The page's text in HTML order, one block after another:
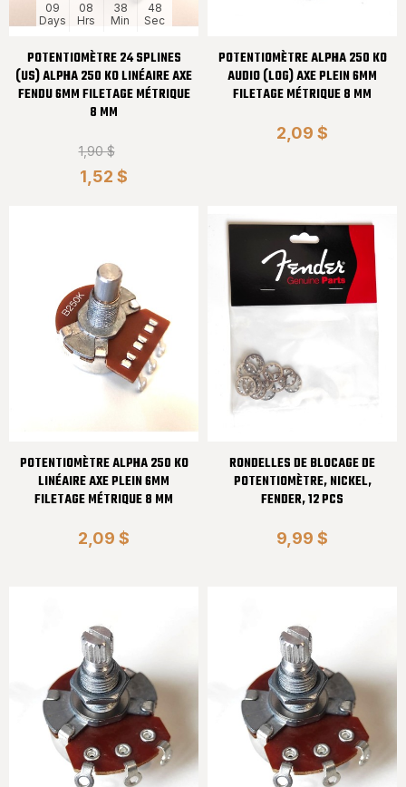
09
Days
08
Hrs
38
Min
48
Sec
POTENTIOMÈTRE 24 SPLINES
(US) ALPHA 250 KO LINÉAIRE AXE
FENDU 6MM FILETAGE MÉTRIQUE
8 MM
1,90 $
1,52 $
POTENTIOMÈTRE ALPHA 250 KO
AUDIO (LOG) AXE PLEIN 6MM
FILETAGE MÉTRIQUE 8 MM
2,09 $
POTENTIOMÈTRE ALPHA 250 KO
LINÉAIRE AXE PLEIN 6MM
FILETAGE MÉTRIQUE 8 MM
2,09 $
RONDELLES DE BLOCAGE DE
POTENTIOMÈTRE, NICKEL,
FENDER, 12 PCS
9,99 $